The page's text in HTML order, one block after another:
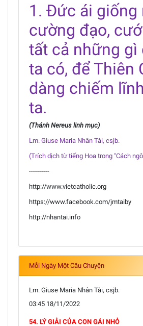
1. Đức ái giống
cường đạo,
tất cả những gì
ta có, để Thiên
dàng chiếm
ta.
(Thánh Nereus linh mục)
Lm. Giuse Maria Nhân Tài, csjb.
(Trích dịch từ tiếng Hoa trong "Cách
----------
http://www.vietcatholic.org
https://www.facebook.com/jmtaiby
http://nhantai.info
Mỗi Ngày Một Câu Chuyện
Lm. Giuse Maria Nhân Tài, csjb.
03:45 18/11/2022
54. LÝ GIẢI CỦA CON GÁI NHỎ